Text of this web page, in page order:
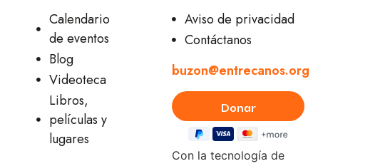
Calendario
de eventos
Blog
Videoteca
Libros,
películas y
lugares
Aviso de privacidad
Contáctanos
buzon@entrecanos.org
Con la tecnología de